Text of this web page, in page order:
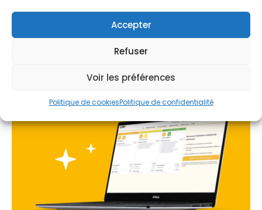
Accepter
Refuser
Voir les préférences
Politique de cookiesPolitique de confidentialité
préoccupations des habitants. Que vous résidiez
dans les zones résidentielles de Grésy et Bordeaux,
représente une évolution majeure pour le confort
De plus, la zone géographique d'Aix-les-Bains et
ses environs, incluant des communes comme
Tresserve ou Viviers-du-Lac, est soumise à des
normes de construction strictes, notamment en
matière de sismicité (zone 4). L'installation
d'équipements lourds comme un ballon d'eau
chaude nécessite donc une expertise technique
par ordre d'arrivée.
Contactez-nous maintenant
pour maximiser vos aides !
Je prends rdv !